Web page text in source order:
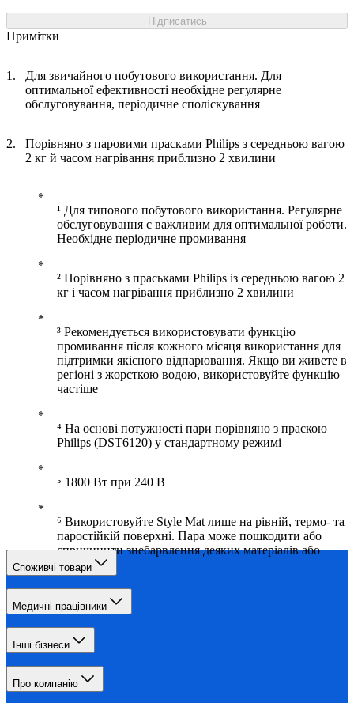
Підписатись
Примітки
Для звичайного побутового використання. Для
оптимальної ефективності необхідне регулярне
обслуговування, періодичне споліскування
Порівняно з паровими прасками Philips з середньою вагою
2 кг й часом нагрівання приблизно 2 хвилини
¹ Для типового побутового використання. Регулярне
обслуговування є важливим для оптимальної роботи.
Необхідне періодичне промивання
² Порівняно з праськами Philips із середньою вагою 2
кг і часом нагрівання приблизно 2 хвилини
³ Рекомендується використовувати функцію
промивання після кожного місяця використання для
підтримки якісного відпарювання. Якщо ви живете в
регіоні з жорсткою водою, використовуйте функцію
частіше
⁴ На основі потужності пари порівняно з праскою
Philips (DST6120) у стандартному режимі
⁵ 1800 Вт при 240 В
⁶ Використовуйте Style Mat лише на рівній, термо- та
паростійкій поверхні. Пара може пошкодити або
спричинити знебарвлення деяких матеріалів або
меблів
Споживчі товари
Медичні працівники
Інші бізнеси
Про компанію